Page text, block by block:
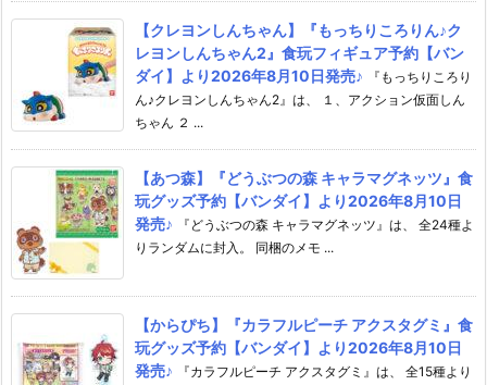
【クレヨンしんちゃん】『もっちりころりん♪ク
レヨンしんちゃん2』食玩フィギュア予約【バン
ダイ】より2026年8月10日発売♪
『もっちりころり
ん♪クレヨンしんちゃん2』は、 １、アクション仮面しん
ちゃん ２ ...
【あつ森】『どうぶつの森 キャラマグネッツ』食
玩グッズ予約【バンダイ】より2026年8月10日
発売♪
『どうぶつの森 キャラマグネッツ』は、 全24種よ
りランダムに封入。 同梱のメモ ...
【からぴち】『カラフルピーチ アクスタグミ』食
玩グッズ予約【バンダイ】より2026年8月10日
発売♪
『カラフルピーチ アクスタグミ』は、 全15種より